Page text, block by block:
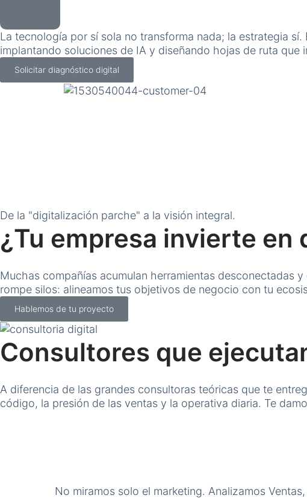
La tecnología por sí sola no transforma nada; la estrategia
implantando soluciones de IA y diseñando hojas de ruta que
Solicitar diagnóstico digital
De la "digitalización parche" a la visión integral.
¿Tu empresa invierte en
Muchas compañías acumulan herramientas desconectadas
rompe silos: alineamos tus objetivos de negocio con tu
Hablemos de tu proyecto
Consultores que
A diferencia de las grandes consultoras teóricas que te
código, la presión de las ventas y la operativa diaria. Te
No miramos solo el marketing. Analizamos